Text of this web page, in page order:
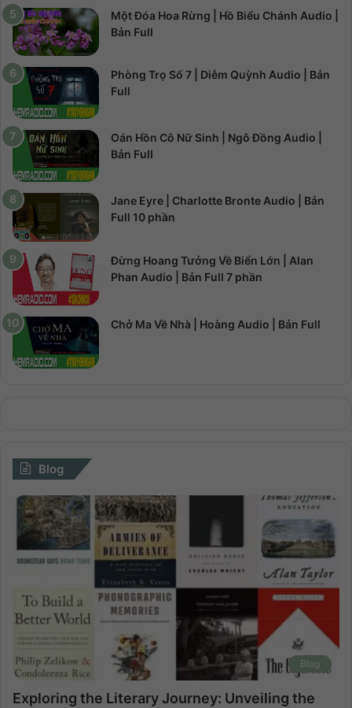
Một Đóa Hoa Rừng | Hồ Biểu Chánh Audio |
Bản Full
Phòng Trọ Số 7 | Diễm Quỳnh Audio | Bản
Full
Oán Hồn Cô Nữ Sinh | Ngô Đồng Audio |
Bản Full
Jane Eyre | Charlotte Bronte Audio | Bản
Full 10 phần
Đừng Hoang Tưởng Về Biển Lớn | Alan
Phan Audio | Bản Full 7 phần
Chở Ma Về Nhà | Hoàng Audio | Bản Full
Blog
Blog
Exploring the Literary Journey: Unveiling the